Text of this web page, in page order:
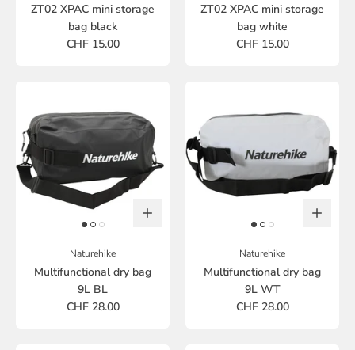
ZT02 XPAC mini storage
bag black
CHF 15.00
ZT02 XPAC mini storage
bag white
CHF 15.00
Naturehike
Multifunctional dry bag
9L BL
CHF 28.00
Naturehike
Multifunctional dry bag
9L WT
CHF 28.00